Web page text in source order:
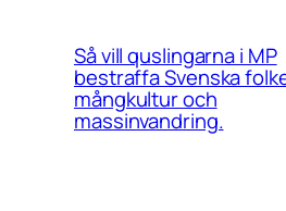
Så vill quslingarna i MP
bestraffa Svenska
mångkultur och
massinvandring.